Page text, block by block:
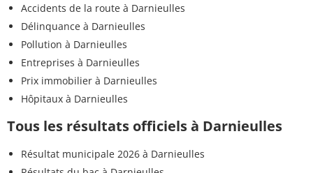
Accidents de la route à Darnieulles
Délinquance à Darnieulles
Pollution à Darnieulles
Entreprises à Darnieulles
Prix immobilier à Darnieulles
Hôpitaux à Darnieulles
Tous les résultats officiels à Darnieulles
Résultat municipale 2026 à Darnieulles